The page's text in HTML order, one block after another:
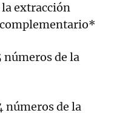
extracción
números de la
números de la